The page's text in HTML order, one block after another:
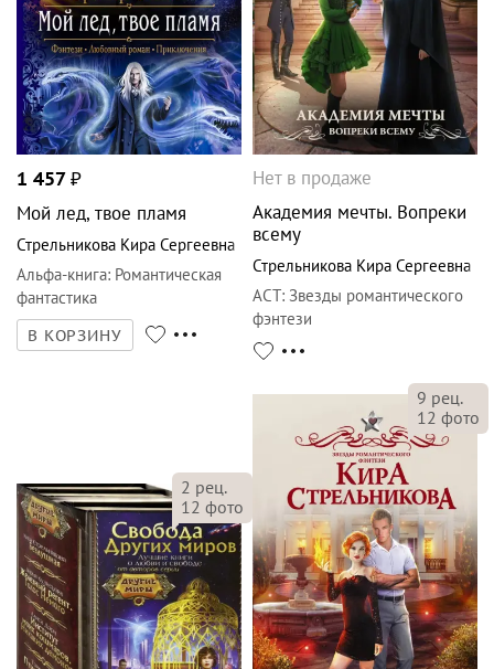
1 457₽
Мой лед, твое пламя
Стрельникова Кира Сергеевна
Альфа-книга: Романтическая
фантастика
В КОРЗИНУ
Нет в продаже
Академия мечты. Вопреки
всему
Стрельникова Кира Сергеевна
АСТ: Звезды романтического
фэнтези
2 рец.
12 фото
9 рец.
12 фото